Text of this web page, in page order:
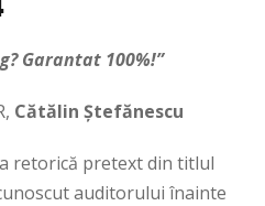
Garantat 100%!”
Cătălin Ștefănescu
retorică pretext din titlul
auditorului înainte